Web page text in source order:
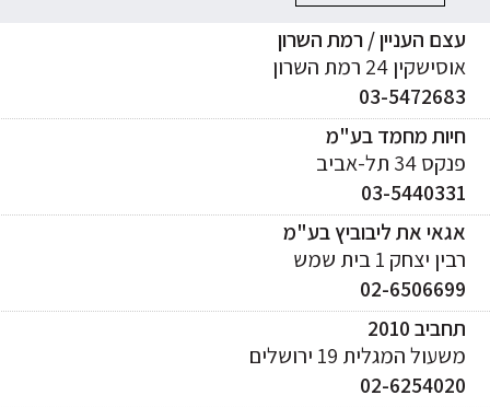
העניין / רמת השרון
24 רמת השרון
03-
מחמד בע"מ
34 תל-אביב
03-
את ליבוביץ בע"מ
יצחק 1 בית שמש
02-
2010
המגלית 19 ירושלים
02-